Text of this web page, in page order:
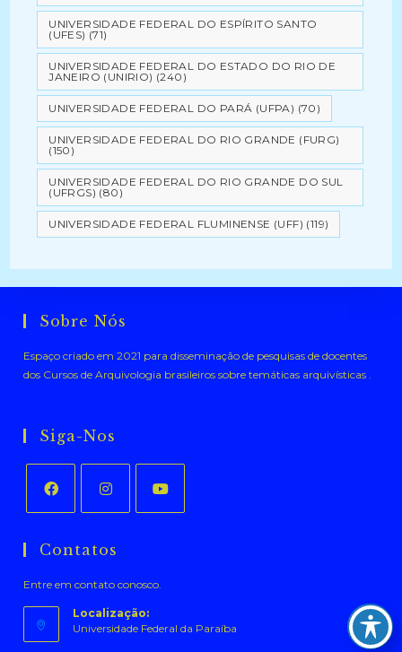
UNIVERSIDADE FEDERAL DO ESPÍRITO SANTO
(UFES) (71)
UNIVERSIDADE FEDERAL DO ESTADO DO RIO DE
JANEIRO (UNIRIO) (240)
UNIVERSIDADE FEDERAL DO PARÁ (UFPA) (70)
UNIVERSIDADE FEDERAL DO RIO GRANDE (FURG)
(150)
UNIVERSIDADE FEDERAL DO RIO GRANDE DO SUL
(UFRGS) (80)
UNIVERSIDADE FEDERAL FLUMINENSE (UFF) (119)
Sobre Nós
Espaço criado em 2021 para disseminação de pesquisas de docentes
dos Cursos de Arquivologia brasileiros sobre temáticas arquivísticas .
Siga-Nos
em
nova
aba
em
nova
aba
nova
aba
Contatos
Entre em contato conosco.
Localização:
Universidade Federal da Paraíba